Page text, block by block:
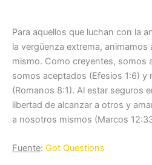
Para aquellos que luchan con la
la vergüenza extrema, animamos
mismo. Como creyentes, somos
somos aceptados (Efesios 1:6)
(Romanos 8:1). Al estar seguros
libertad de alcanzar a otros y
a nosotros mismos (Marcos
Fuente: Got Questions